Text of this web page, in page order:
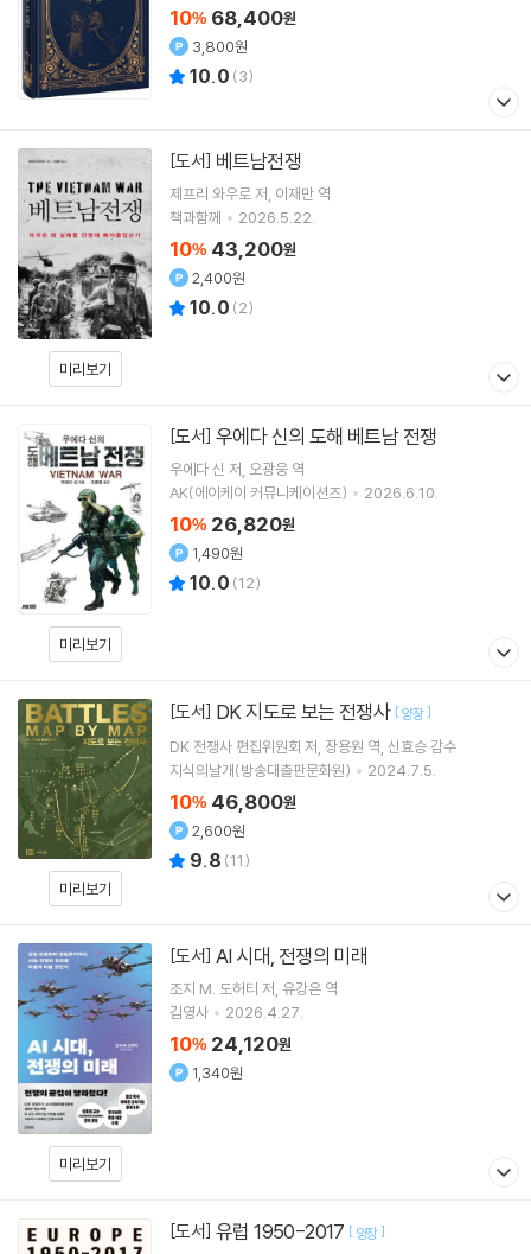
10% 68,400원
3,800원
10.0 (3)
미리보기
[도서] 베트남전쟁
제프리 와우로저 이재만 역
책과함께
2026.5.22.
10% 43,200원
2,400원
10.0 (2)
미리보기
[도서] 우에다 신의 도해 베트남 전쟁
우에다 신 저 오광웅 역
AK(에이케이 커뮤니케이션즈)
2026.6.10.
10% 26,820원
1,490원
10.0 (12)
미리보기
[도서] DK 지도로 보는 전쟁사 [양장]
DK 전쟁사 편집위원회 저 장용원 역 신효승감수
지식의날개(방송대출판문화원)
2024.7.5.
10% 46,800원
2,600원
9.8 (11)
미리보기
[도서] AI 시대, 전쟁의 미래
조지 M. 도허티 저 유강은 역
김영사
2026.4.27.
10% 24,120원
1,340원
[도서] 유럽 1950-2017 [ 양장]